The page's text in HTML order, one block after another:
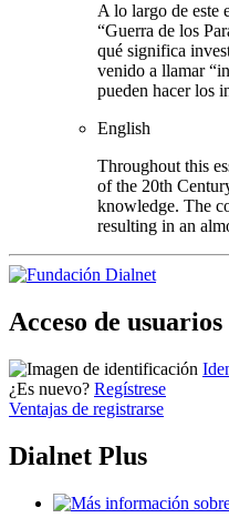
A lo largo de este
“Guerra de los
qué significa
venido a llamar
pueden hacer los
English
Throughout this
of the 20th
knowledge. The
resulting in an
Acceso de
¿Es nuevo? Regístrese
Ventajas de registrarse
Dialnet Plus